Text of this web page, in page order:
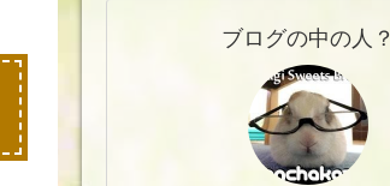
ブログの中の人？